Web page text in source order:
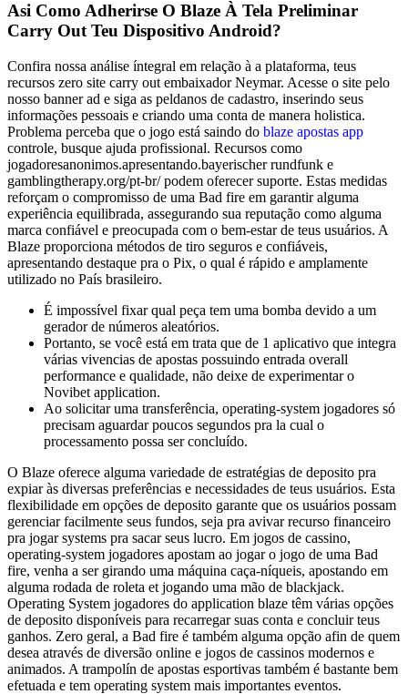
Asi Como Adherirse O Blaze À Tela Preliminar
Carry Out Teu Dispositivo Android?
Confira nossa análise íntegral em relação à a plataforma, teus
recursos zero site carry out embaixador Neymar. Acesse o site pelo
nosso banner ad e siga as peldanos de cadastro, inserindo seus
informações pessoais e criando uma conta de manera holistica.
Problema perceba que o jogo está saindo do blaze apostas app
controle, busque ajuda profissional. Recursos como
jogadoresanonimos.apresentando.bayerischer rundfunk e
gamblingtherapy.org/pt-br/ podem oferecer suporte. Estas medidas
reforçam o compromisso de uma Bad fire em garantir alguma
experiência equilibrada, assegurando sua reputação como alguma
marca confiável e preocupada com o bem-estar de teus usuários. A
Blaze proporciona métodos de tiro seguros e confiáveis,
apresentando destaque pra o Pix, o qual é rápido e amplamente
utilizado no País brasileiro.
É impossível fixar qual peça tem uma bomba devido a um
gerador de números aleatórios.
Portanto, se você está em trata que de 1 aplicativo que integra
várias vivencias de apostas possuindo entrada overall
performance e qualidade, não deixe de experimentar o
Novibet application.
Ao solicitar uma transferência, operating-system jogadores só
precisam aguardar poucos segundos pra la cual o
processamento possa ser concluído.
O Blaze oferece alguma variedade de estratégias de deposito pra
expiar às diversas preferências e necessidades de teus usuários. Esta
flexibilidade em opções de deposito garante que os usuários possam
gerenciar facilmente seus fundos, seja pra avivar recurso financeiro
pra jogar systems pra sacar seus lucro. Em jogos de cassino,
operating-system jogadores apostam ao jogar o jogo de uma Bad
fire, venha a ser girando uma máquina caça-níqueis, apostando em
alguma rodada de roleta et jogando uma mão de blackjack.
Operating System jogadores do application blaze têm várias opções
de deposito disponíveis para recarregar suas conta e concluir teus
ganhos. Zero geral, a Bad fire é também alguma opção afin de quem
desea através de diversão online e jogos de cassinos modernos e
animados. A trampolín de apostas esportivas também é bastante bem
efetuada e tem operating system mais importantes eventos.